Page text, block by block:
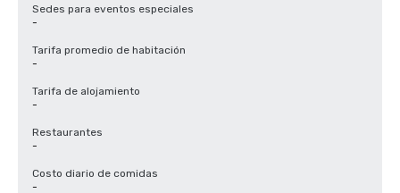
Sedes para eventos especiales
-
Tarifa promedio de habitación
-
Tarifa de alojamiento
-
Restaurantes
-
Costo diario de comidas
-